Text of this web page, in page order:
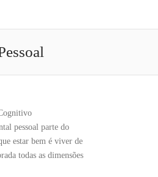
pessoal parte do
estar bem é viver de
todas as dimensões